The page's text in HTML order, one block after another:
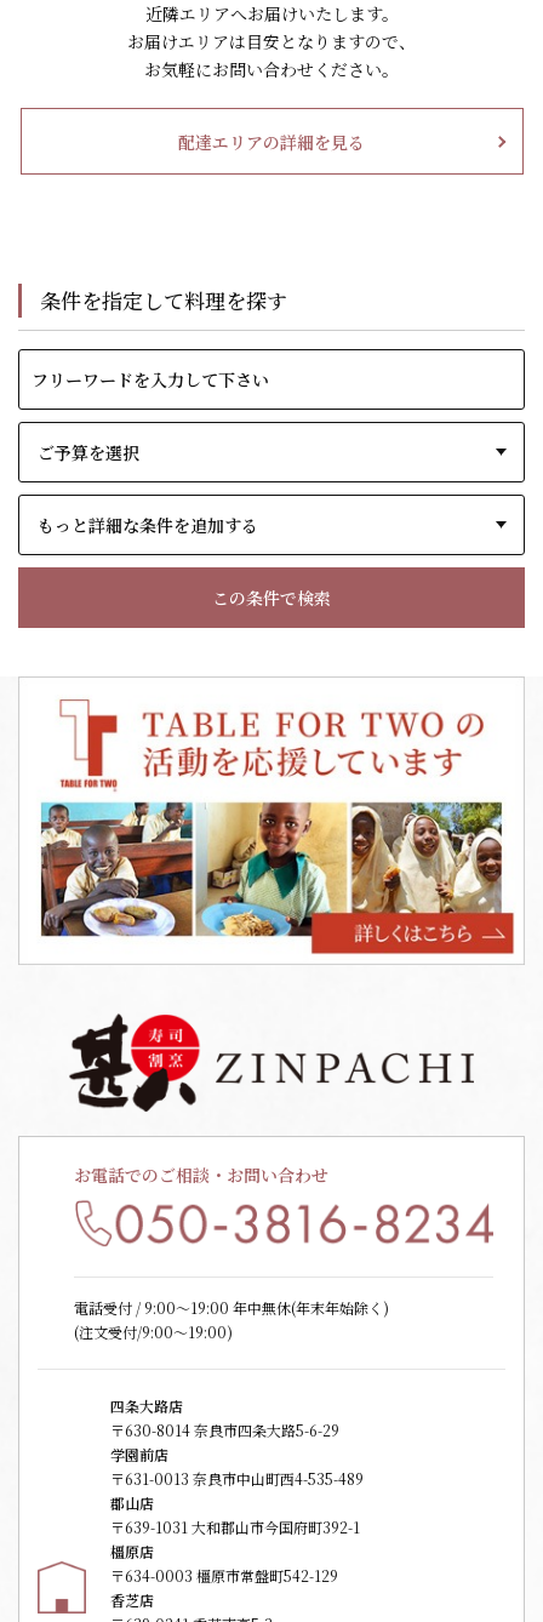
近隣エリアへお届けいたします。
お届けエリアは目安となりますので、
お気軽にお問い合わせください。
配達エリアの詳細を見る
条件を指定して料理を探す
もっと詳細な条件を追加する
この条件で検索
お電話でのご相談・お問い合わせ
電話受付 / 9:00〜19:00 年中無休(年末年始除く)
(注文受付/9:00～19:00)
四条大路店
〒630-8014 奈良市四条大路5-6-29
学園前店
〒631-0013 奈良市中山町西4-535-489
郡山店
〒639-1031 大和郡山市今国府町392-1
橿原店
〒634-0003 橿原市常盤町542-129
香芝店